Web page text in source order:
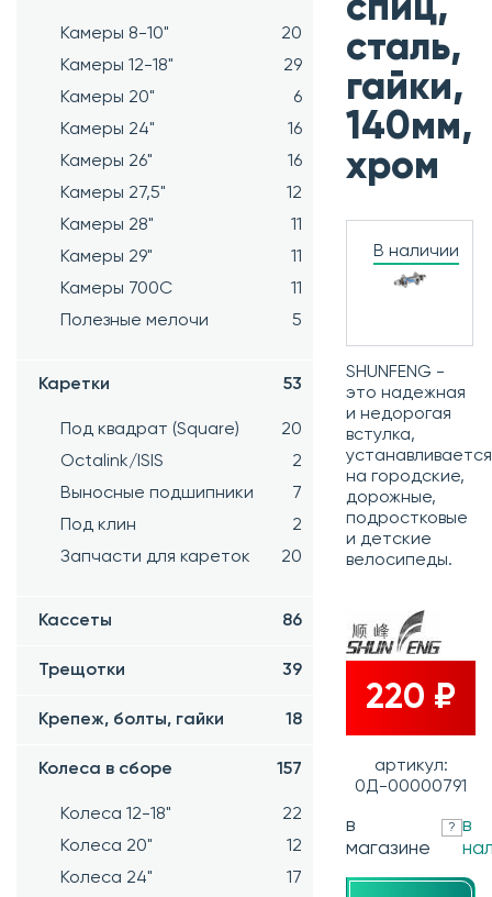
Камеры 8-10"
20
Камеры 12-18"
29
Камеры 20"
6
Камеры 24"
16
Камеры 26"
16
Камеры 27,5"
12
Камеры 28"
11
Камеры 29"
11
Камеры 700C
11
Полезные мелочи
5
Каретки 53
Под квадрат (Square)
20
Octalink/ISIS
2
Выносные подшипники
7
Под клин
2
Запчасти для кареток
20
Кассеты 86
Трещотки 39
Крепеж, болты, гайки 18
Колеса в сборе 157
Колеса 12-18"
22
Колеса 20"
12
Колеса 24"
17
спиц,
сталь,
гайки,
140мм,
хром
В наличии
SHUNFENG -
это надежная
и недорогая
встулка,
устанавливается
на городские,
дорожные,
подростковые
и детские
велосипеды.
220 ₽
артикул:
0Д-00000791
в
магазине
? в